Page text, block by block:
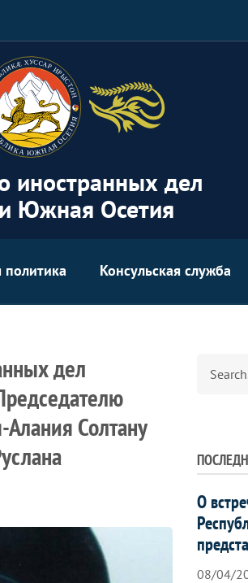
иностранных дел
Южная Осетия
Консульская служба
дел
Солтану
О
08/04/